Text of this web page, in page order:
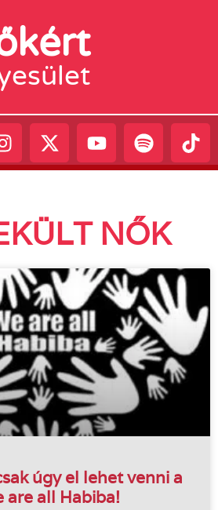
NŐK
úgy el lehet venni a
are all Habiba!